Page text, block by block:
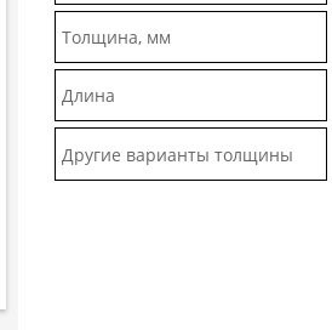
Толщина, мм
Длина
Другие варианты толщины